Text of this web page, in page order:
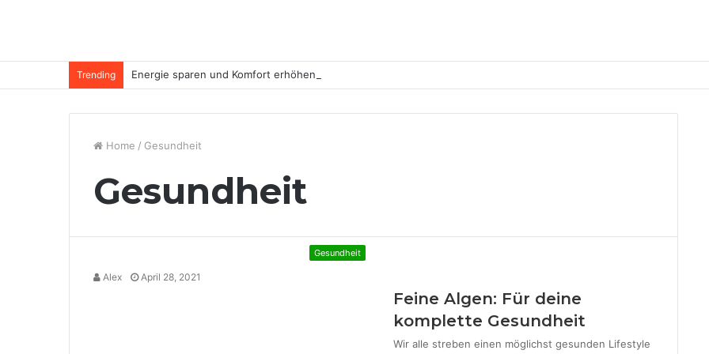
Trending Energie sparen und Komfort erhöhen
Home / Gesundheit
Gesundheit
Gesundheit
Alex April 28, 2021
Feine Algen: Für deine
komplette Gesundheit
Wir alle streben einen möglichst gesunden Lifestyle